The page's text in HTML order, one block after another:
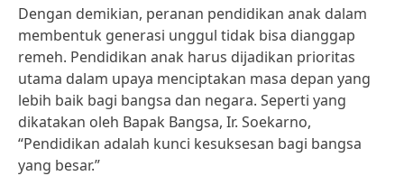
Dengan demikian, peranan pendidikan anak dalam
membentuk generasi unggul tidak bisa dianggap
remeh. Pendidikan anak harus dijadikan prioritas
utama dalam upaya menciptakan masa depan yang
lebih baik bagi bangsa dan negara. Seperti yang
dikatakan oleh Bapak Bangsa, Ir. Soekarno,
“Pendidikan adalah kunci kesuksesan bagi bangsa
yang besar.”